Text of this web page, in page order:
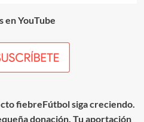
en YouTube
fiebreFútbol siga creciendo.
donación. Tu aportación